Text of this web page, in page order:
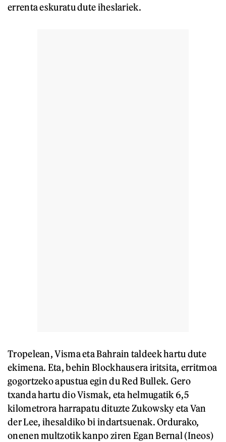
errenta eskuratu dute iheslariek.
Tropelean, Visma eta Bahrain taldeek hartu dute
ekimena. Eta, behin Blockhausera iritsita, erritmoa
gogortzeko apustua egin du Red Bullek. Gero
txanda hartu dio Vismak, eta helmugatik 6,5
kilometrora harrapatu dituzte Zukowsky eta Van
der Lee, ihesaldiko bi indartsuenak. Ordurako,
onenen multzotik kanpo ziren Egan Bernal (Ineos)